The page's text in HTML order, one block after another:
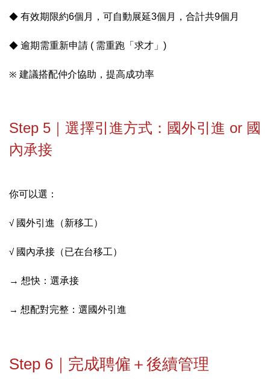
◆ 有效期限約6個月，可自動展延3個月，合計共9個月
◆ 逾期需重新申請 ( 需重跑「求才」)
※ 建議搭配仲介協助，提高成功率
Step 5｜選擇引進方式：國外引進 or 國
內承接
你可以選：
√ 國外引進（新移工）
√ 國內承接（已在台移工）
→ 想快：選承接
→ 想配對完整：選國外引進
Step 6｜完成聘僱＋後續管理